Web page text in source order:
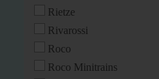
Rietze
Rivarossi
Roco
Roco Minitrains